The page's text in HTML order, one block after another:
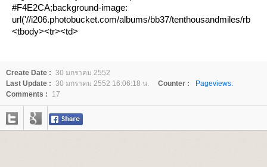
#F4E2CA;background-image:
url('//i206.photobucket.com/albums/bb37/tenthousandmiles/rb/
<tbody><tr><td>
#F4E2CA;background-image:
url('//i206.photobucket.com/albums/bb37/tenthousandmiles/rb/
<tbody><tr><td>
<table border="0" cellspacing="2" cellpadding="2"
align="center" style="border: 5px double
#F4E2CA;background-image:
Create Date : 30 มกราคม 2552
Last Update : 30 มกราคม 2552 16:06:18 น. Counter :
Pageviews.
Comments :
17